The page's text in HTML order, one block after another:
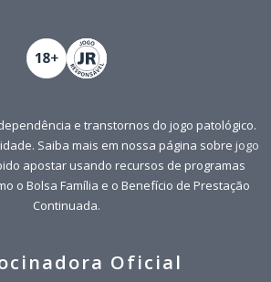
e transtornos do jogo patológico.
Saiba mais em nossa página sobre jogo
apostar usando recursos de programas
o Bolsa Família e o Benefício de Prestação
Continuada.
Oficial